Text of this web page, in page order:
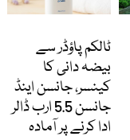
ٹالکم پاؤڈر سے
بیضہ دانی کا
کینسر، جانسن اینڈ
جانسن 5.5 ارب ڈالر
ادا کرنے پر آمادہ